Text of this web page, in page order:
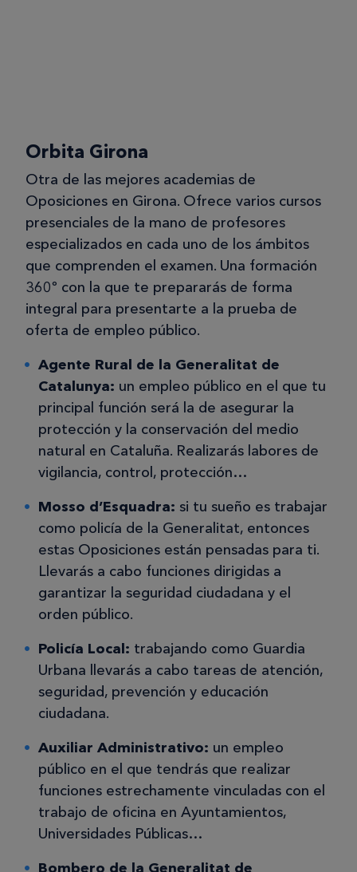
Orbita Girona
Otra de las mejores academias de
Oposiciones en Girona. Ofrece varios cursos
presenciales de la mano de profesores
especializados en cada uno de los ámbitos
que comprenden el examen. Una formación
360º con la que te prepararás de forma
integral para presentarte a la prueba de
oferta de empleo público.
Agente Rural de la Generalitat de
Catalunya: un empleo público en el que tu
principal función será la de asegurar la
protección y la conservación del medio
natural en Cataluña. Realizarás labores de
vigilancia, control, protección…
Mosso d’Esquadra: si tu sueño es trabajar
como policía de la Generalitat, entonces
estas Oposiciones están pensadas para ti.
Llevarás a cabo funciones dirigidas a
garantizar la seguridad ciudadana y el
orden público.
Policía Local: trabajando como Guardia
Urbana llevarás a cabo tareas de atención,
seguridad, prevención y educación
ciudadana.
Auxiliar Administrativo: un empleo
público en el que tendrás que realizar
funciones estrechamente vinculadas con el
trabajo de oficina en Ayuntamientos,
Universidades Públicas…
Bombero de la Generalitat de